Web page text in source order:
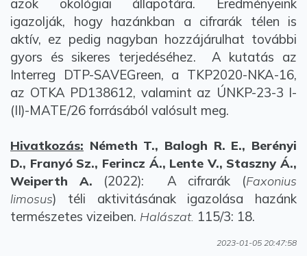
azok ökológiai állapotára. Eredményeink
igazolják, hogy hazánkban a cifrarák télen is
aktív, ez pedig nagyban hozzájárulhat további
gyors és sikeres terjedéséhez. A kutatás az
Interreg DTP-SAVEGreen, a TKP2020-NKA-16,
az OTKA PD138612, valamint az ÚNKP-23-3 I-
(II)-MATE/26 forrásából valósult meg.
Hivatkozás: Németh T., Balogh R. E., Berényi
D., Franyó Sz., Ferincz Á., Lente V., Staszny Á.,
Weiperth A. (2022): A cifrarák (Faxonius
limosus) téli aktivitásának igazolása hazánk
természetes vizeiben. Halászat. 115/3: 18.
2023-01-05 20:47:58